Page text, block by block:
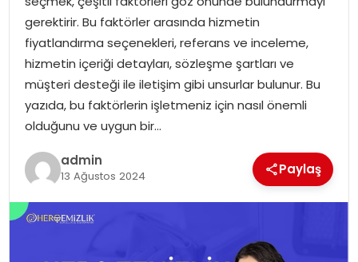
MAGAZIN
SAĞLIK
SOSYAL HABER
gerektirir. Bu faktörler arasında hizmetin
fiyatlandırma seçenekleri, referans ve inceleme,
hizmetin içeriği detayları, sözleşme şartları ve
müşteri desteği ile iletişim gibi unsurlar bulunur. Bu
yazıda, bu faktörlerin işletmeniz için nasıl önemli
olduğunu ve uygun bir…
admin
13 Ağustos 2024 Paylaş